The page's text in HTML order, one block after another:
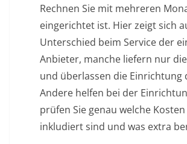
Rechnen Sie mit mehreren
eingerichtet ist. Hier zeigt sich
Unterschied beim Service der
Anbieter, manche liefern nur
und überlassen die Einrichtung
Andere helfen bei der
prüfen Sie genau welche
inkludiert sind und was extra